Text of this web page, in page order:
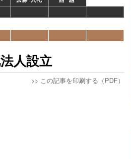
人設立
>> この記事を印刷する（PDF）